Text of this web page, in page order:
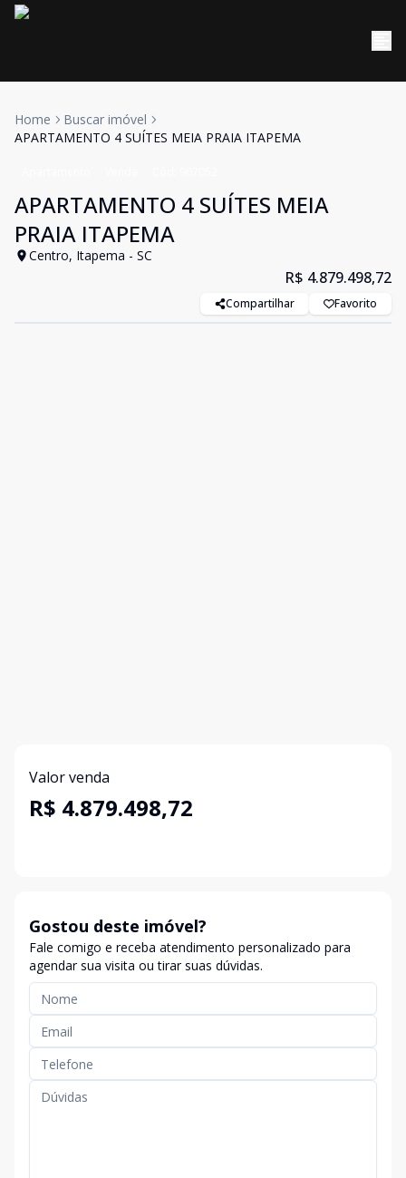
Home
Buscar imóvel
APARTAMENTO 4 SUÍTES MEIA PRAIA ITAPEMA
APARTAMENTO 4 SUÍTES MEIA
PRAIA ITAPEMA
Centro, Itapema - SC
R$ 4.879.498,72
Compartilhar Favorito
Valor venda
R$ 4.879.498,72
Gostou deste imóvel?
Fale comigo e receba atendimento personalizado para
agendar sua visita ou tirar suas dúvidas.